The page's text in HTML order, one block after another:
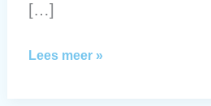
[…]
Moed
Lees meer »